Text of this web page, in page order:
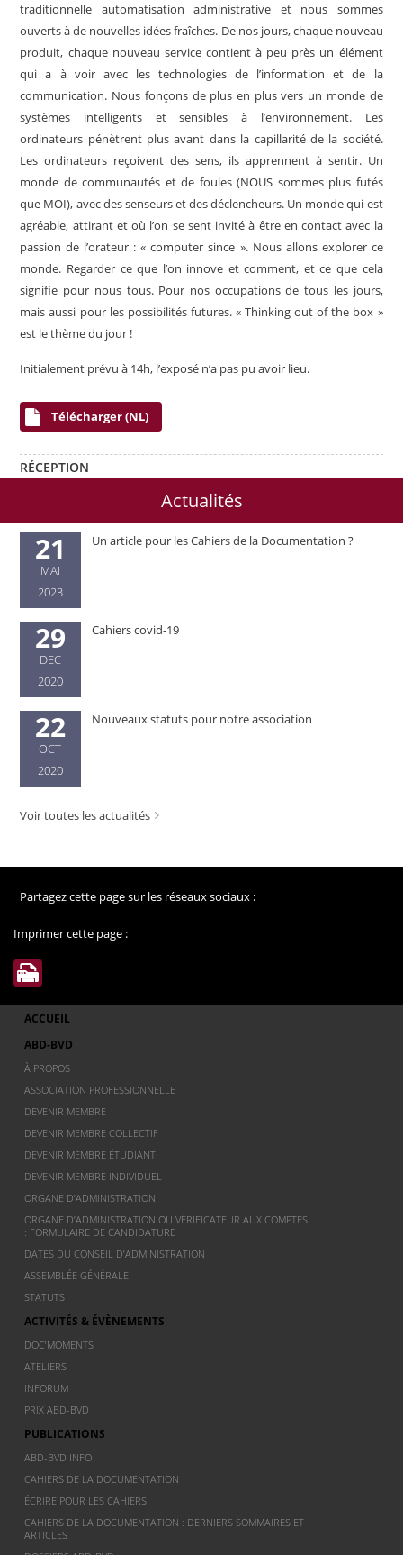
traditionnelle automatisation administrative et nous sommes
ouverts à de nouvelles idées fraîches. De nos jours, chaque nouveau
produit, chaque nouveau service contient à peu près un élément
qui a à voir avec les technologies de l’information et de la
communication. Nous fonçons de plus en plus vers un monde de
systèmes intelligents et sensibles à l’environnement. Les
ordinateurs pénètrent plus avant dans la capillarité de la société.
Les ordinateurs reçoivent des sens, ils apprennent à sentir. Un
monde de communautés et de foules (NOUS sommes plus futés
que MOI), avec des senseurs et des déclencheurs. Un monde qui est
agréable, attirant et où l’on se sent invité à être en contact avec la
passion de l’orateur : « computer since ». Nous allons explorer ce
monde. Regarder ce que l’on innove et comment, et ce que cela
signifie pour nous tous. Pour nos occupations de tous les jours,
mais aussi pour les possibilités futures. « Thinking out of the box »
est le thème du jour !
Initialement prévu à 14h, l’exposé n’a pas pu avoir lieu.
Télécharger (NL)
RÉCEPTION
Actualités
21
MAI
2023
Un article pour les Cahiers de la Documentation ?
29
DEC
2020
Cahiers covid-19
22
OCT
2020
Nouveaux statuts pour notre association
Voir toutes les actualités
Partagez cette page sur les réseaux sociaux :
Imprimer cette page :
ACCUEIL
ABD-BVD
À PROPOS
ASSOCIATION PROFESSIONNELLE
DEVENIR MEMBRE
DEVENIR MEMBRE COLLECTIF
DEVENIR MEMBRE ÉTUDIANT
DEVENIR MEMBRE INDIVIDUEL
ORGANE D’ADMINISTRATION
ORGANE D’ADMINISTRATION OU VÉRIFICATEUR AUX COMPTES
: FORMULAIRE DE CANDIDATURE
DATES DU CONSEIL D’ADMINISTRATION
ASSEMBLÉE GÉNÉRALE
STATUTS
ACTIVITÉS & ÉVÈNEMENTS
DOC’MOMENTS
ATELIERS
INFORUM
PRIX ABD-BVD
PUBLICATIONS
ABD-BVD INFO
CAHIERS DE LA DOCUMENTATION
ÉCRIRE POUR LES CAHIERS
CAHIERS DE LA DOCUMENTATION : DERNIERS SOMMAIRES ET
ARTICLES